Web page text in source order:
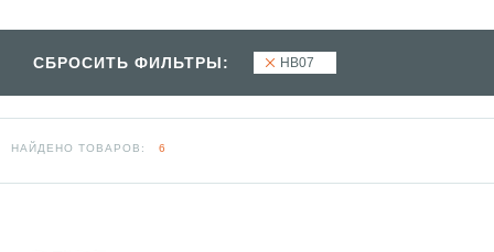
СБРОСИТЬ ФИЛЬТРЫ: HB07
НАЙДЕНО ТОВАРОВ: 6